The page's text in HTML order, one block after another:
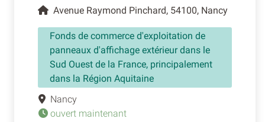
Avenue Raymond Pinchard, 54100, Nancy
Fonds de commerce d'exploitation de
panneaux d'affichage extérieur dans le
Sud Ouest de la France, principalement
dans la Région Aquitaine
Nancy
ouvert maintenant